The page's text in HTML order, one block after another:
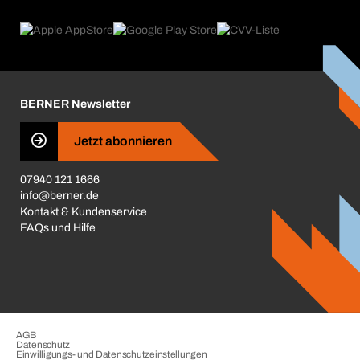
Produktfinder
Aktionsübersicht
Was uns antreibt
Business Conduct
BERNER Newsletter
Jetzt abonnieren
07940 121 1666
info@berner.de
Kontakt & Kundenservice
FAQs und Hilfe
AGB
Datenschutz
Einwilligungs- und Datenschutzeinstellungen